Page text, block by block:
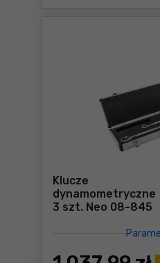
Klucze
dynamometryczne
3 szt. Neo 08-845